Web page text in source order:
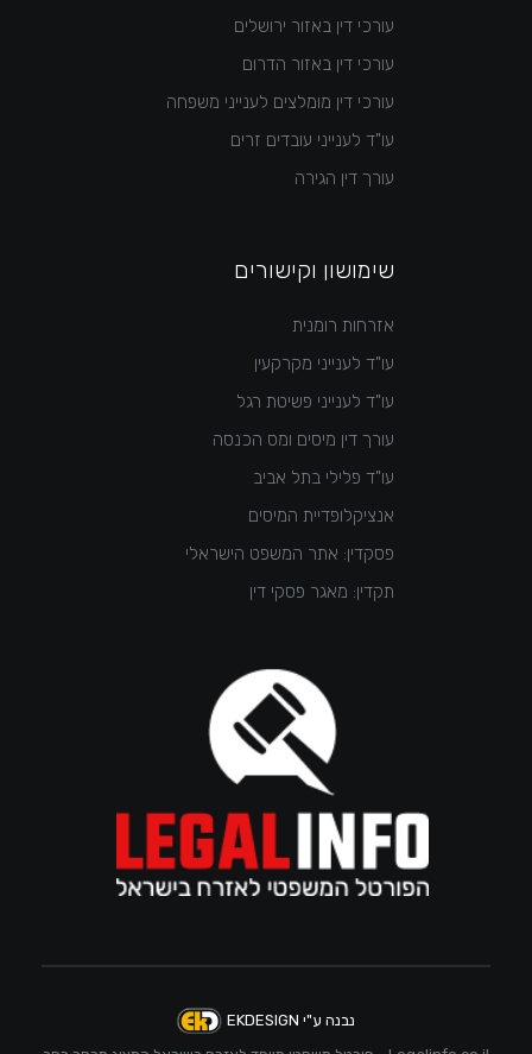
עורכי דין באזור ירושלים
עורכי דין באזור הדרום
עורכי דין מומלצים לענייני משפחה
עו"ד לענייני עובדים זרים
עורך דין הגירה
שימושון וקישורים
אזרחות רומנית
עו"ד לענייני מקרקעין
עו"ד לענייני פשיטת רגל
עורך דין מיסים ומס הכנסה
עו"ד פלילי בתל אביב
אנציקלופדיית המיסים
פסקדין: אתר המשפט הישראלי
תקדין: מאגר פסקי דין
נבנה ע"י EKDESIGN